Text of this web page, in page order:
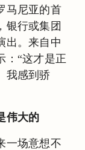
马尼亚的首
银行或集团
出。来自中
：“这才是正
我感到骄
伟大的
一场意想不